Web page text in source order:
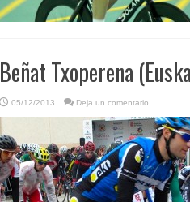
Beñat Txoperena
05/12/2013 Deja un comentario